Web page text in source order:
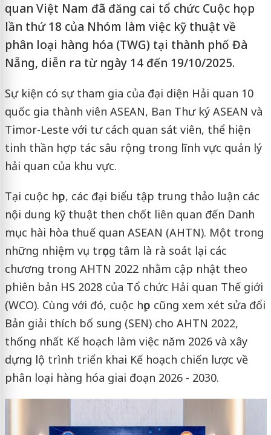
quan Việt Nam đã đăng cai tổ chức Cuộc họp
lần thứ 18 của Nhóm làm việc kỹ thuật về
phân loại hàng hóa (TWG) tại thành phố Đà
Nẵng, diễn ra từ ngày 14 đến 19/10/2025.
Sự kiện có sự tham gia của đại diện Hải quan 10
quốc gia thành viên ASEAN, Ban Thư ký ASEAN và
Timor-Leste với tư cách quan sát viên, thể hiện
tinh thần hợp tác sâu rộng trong lĩnh vực quản lý
hải quan của khu vực.
Tại cuộc họp, các đại biểu tập trung thảo luận các
nội dung kỹ thuật then chốt liên quan đến Danh
mục hài hòa thuế quan ASEAN (AHTN). Một trong
những nhiệm vụ trọng tâm là rà soát lại các
chương trong AHTN 2022 nhằm cập nhật theo
phiên bản HS 2028 của Tổ chức Hải quan Thế giới
(WCO). Cùng với đó, cuộc họp cũng xem xét sửa đổi
Bản giải thích bổ sung (SEN) cho AHTN 2022,
thống nhất Kế hoạch làm việc năm 2026 và xây
dựng lộ trình triển khai Kế hoạch chiến lược về
phân loại hàng hóa giai đoạn 2026 - 2030.